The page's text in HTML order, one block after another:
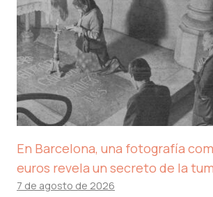
En Barcelona, ​​una fotografía
euros revela un secreto de la
7 de agosto de 2026